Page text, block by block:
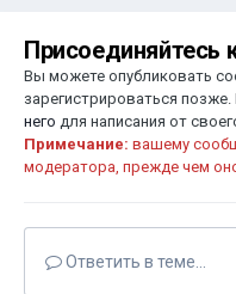
Присоединяйтесь
Вы можете опубликовать
зарегистрироваться позже.
него для написания от
Примечание: вашему
модератора, прежде чем
Ответить в теме...